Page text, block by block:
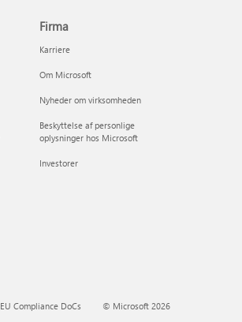
Firma
Karriere
Om Microsoft
Nyheder om virksomheden
Beskyttelse af personlige
oplysninger hos Microsoft
Investorer
EU Compliance DoCs © Microsoft 2026